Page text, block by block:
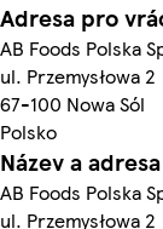
Adresa pro
AB Foods Polska
ul. Przemysłowa 2
67-100 Nowa Sól
Polsko
Název a adresa
AB Foods Polska
ul. Przemysłowa 2